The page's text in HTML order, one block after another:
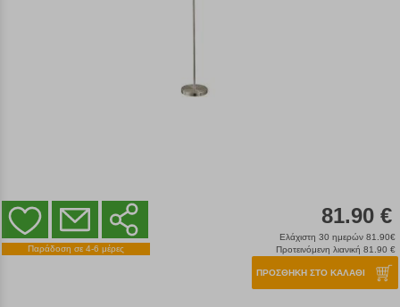
Παράδοση σε 4-6 μέρες
81.90 €
Ελάχιστη 30 ημερών 81.90€
Προτεινόμενη λιανική 81.90 €
ΠΡΟΣΘΗΚΗ ΣΤΟ ΚΑΛΑΘΙ